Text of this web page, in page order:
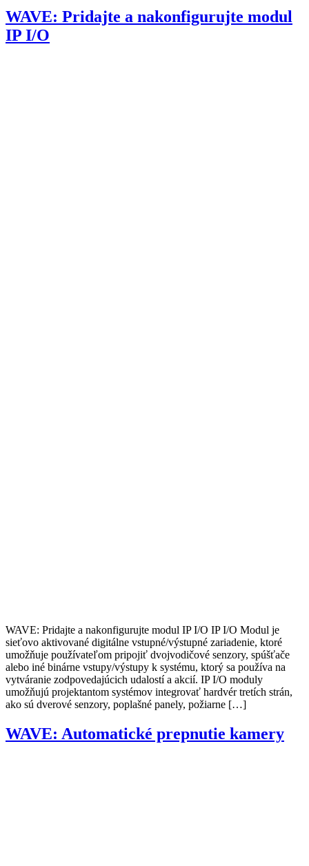
WAVE: Pridajte a nakonfigurujte modul
IP I/O
WAVE: Pridajte a nakonfigurujte modul IP I/O IP I/O Modul je
sieťovo aktivované digitálne vstupné/výstupné zariadenie, ktoré
umožňuje používateľom pripojiť dvojvodičové senzory, spúšťače
alebo iné binárne vstupy/výstupy k systému, ktorý sa používa na
vytváranie zodpovedajúcich udalostí a akcií. IP I/O moduly
umožňujú projektantom systémov integrovať hardvér tretích strán,
ako sú dverové senzory, poplašné panely, požiarne […]
WAVE: Automatické prepnutie kamery